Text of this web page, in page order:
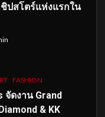
ปสโตร์แห่งแรกใน
FASHION
จัดงาน Grand
& KK